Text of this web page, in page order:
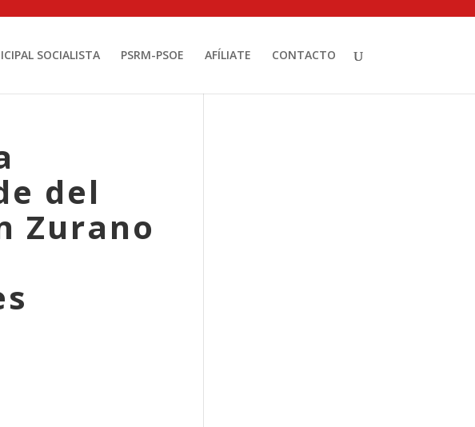
SOCIALISTA PSRM-PSOE AFÍLIATE CONTACTO
del
Zurano